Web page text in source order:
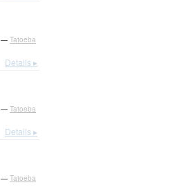
— Tatoeba
Details ▸
— Tatoeba
Details ▸
— Tatoeba